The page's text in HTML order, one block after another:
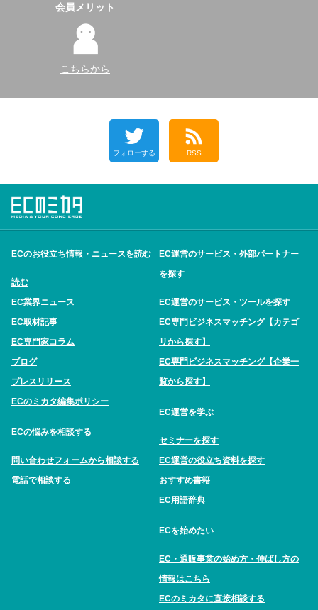
会員メリット
こちらから
フォローする RSS
ECのお役立ち情報・ニュースを読む
読む
EC業界ニュース
EC取材記事
EC専門家コラム
ブログ
プレスリリース
ECのミカタ編集ポリシー
ECの悩みを相談する
問い合わせフォームから相談する
電話で相談する
EC運営のサービス・外部パートナー
を探す
EC運営のサービス・ツールを探す
EC専門ビジネスマッチング【カテゴ
リから探す】
EC専門ビジネスマッチング【企業一
覧から探す】
EC運営を学ぶ
セミナーを探す
EC運営の役立ち資料を探す
おすすめ書籍
EC用語辞典
ECを始めたい
EC・通販事業の始め方・伸ばし方の
情報はこちら
ECのミカタに直接相談する